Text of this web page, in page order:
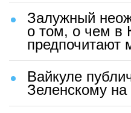
Залужный
о том, о чем в
предпочитают
Вайкуле
Зеленскому